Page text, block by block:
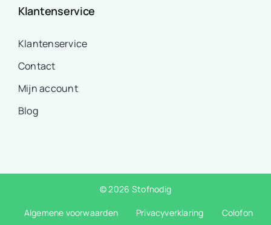
Klantenservice
Klantenservice
Contact
Mijn account
Blog
© 2026 Stofnodig
Algemene voorwaarden Privacyverklaring Colofon